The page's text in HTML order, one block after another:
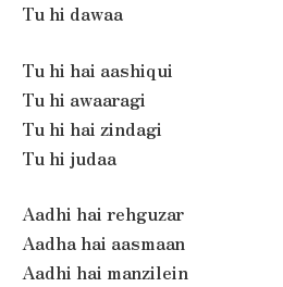
Tu hi dawaa
Tu hi hai aashiqui
Tu hi awaaragi
Tu hi hai zindagi
Tu hi judaa
Aadhi hai rehguzar
Aadha hai aasmaan
Aadhi hai manzilein